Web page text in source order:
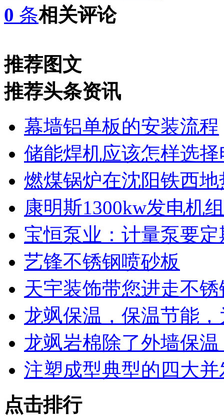
0 条相关评论
推荐图文
推荐头条资讯
幕墙铝单板的安装流程
储能焊机应该怎样选
燃煤锅炉在沈阳铁西
康明斯1300kw发电机
宝恒泵业：计量泵要
艺锋不锈钢喷砂板
天宇装饰带您进走不
龙飒保温，保温节能
龙飒岩棉除了外墙保
注塑成型典型的四大并
点击排行